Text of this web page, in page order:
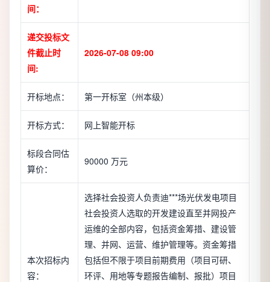
间：
递交投标文
件截止时
间:
2026-07-08 09:00
开标地点： 第一开标室（州本级）
开标方式： 网上智能开标
标段合同估
算价：
90000 万元
本次招标内
容：
选择社会投资人负责迪***场光伏发电项目
社会投资人选取的开发建设直至并网投产
运维的全部内容，包括资金筹措、建设管
理、并网、运营、维护管理等。资金筹措
包括但不限于项目前期费用（项目可研、
环评、用地等专题报告编制、报批）项目